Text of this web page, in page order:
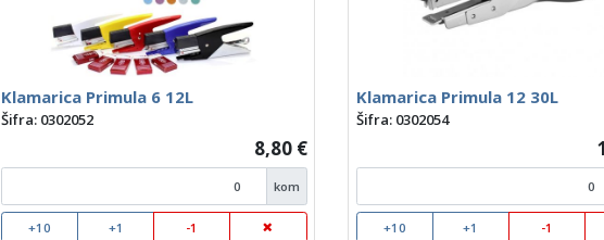
Klamarica Primula 6 12L
Šifra: 0302052
8,80 €
kom
+10 +1 -1
Klamarica Primula 12 30L
Šifra: 0302054
+10 +1 -1